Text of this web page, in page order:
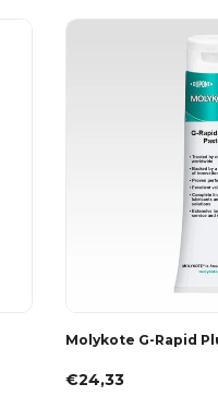
Molykote G-Rapid
€24,33